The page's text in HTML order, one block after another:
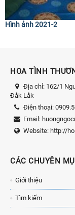
Hình ảnh 2021-2
HOA TÌNH
Địa chỉ: 162/1
Đắk Lắk
Điện thoại:
Email:
Website: http://
CÁC CHUYÊN
Giới thiệu
Tìm kiếm